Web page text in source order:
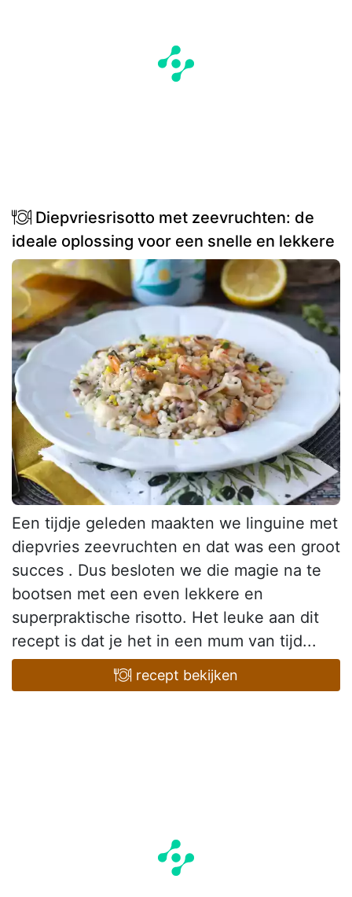
Diepvriesrisotto met zeevruchten: de
ideale oplossing voor een snelle en lekkere
Een tijdje geleden maakten we linguine met
diepvries zeevruchten en dat was een groot
succes . Dus besloten we die magie na te
bootsen met een even lekkere en
superpraktische risotto. Het leuke aan dit
recept is dat je het in een mum van tijd...
recept bekijken